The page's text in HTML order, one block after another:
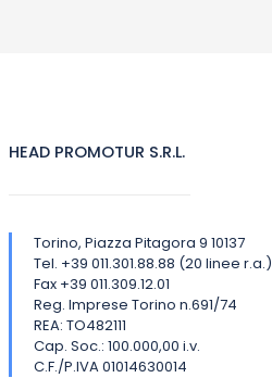
HEAD PROMOTUR S.R.L.
Torino, Piazza Pitagora 9 10137
Tel. +39 011.301.88.88 (20 linee r.a.)
Fax +39 011.309.12.01
Reg. Imprese Torino n.691/74
REA: TO482111
Cap. Soc.: 100.000,00 i.v.
C.F./P.IVA 01014630014